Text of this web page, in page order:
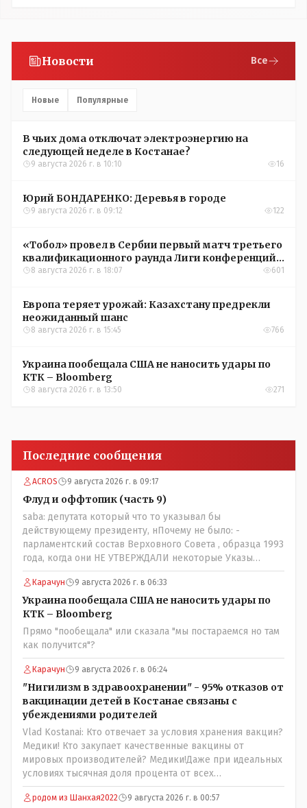
Новости Все
Новые Популярные
В чьих дома отключат электроэнергию на
следующей неделе в Костанае?
9 августа 2026 г. в 10:10 16
Юрий БОНДАРЕНКО: Деревья в городе
9 августа 2026 г. в 09:12 122
«Тобол» провел в Сербии первый матч третьего
квалификационного раунда Лиги конференций
УЕФА
8 августа 2026 г. в 18:07 601
Европа теряет урожай: Казахстану предрекли
неожиданный шанс
8 августа 2026 г. в 15:45 766
Украина пообещала США не наносить удары по
КТК – Bloomberg
8 августа 2026 г. в 13:50 271
Последние сообщения
ACROS 9 августа 2026 г. в 09:17
Флуд и оффтопик (часть 9)
saba: депутата который что то указывал бы
действующему президенту, нПочему не было: -
парламентский состав Верховного Совета , образца 1993
года, когда они НЕ УТВЕРЖДАЛИ некоторые Указы
Назарбаева, особенно в части выборов и перевыборов и
некоторых вопросах внутренней политики, и тогда
Назарбай волевым Указом РАСПУСТИЛ этот бунтарский
состав. Имя - Серикболсын Абдильдин вам знакомо -
юывший секретарь ЦК КП Казахстана , впоследствии -
депутат Верховного Совета и Мажлиса и Председатель
партии коммунстов- он в то время и после и причём
НЕОДНОКРАТНО, указывал и многократно на недостатки
Назарбая и предлагал ему самому ДОБРОВОЛЬНО уйти с
поста Президента.
Карачун 9 августа 2026 г. в 06:33
Украина пообещала США не наносить удары по
КТК – Bloomberg
Прямо "пообещала" или сказала "мы постараемся но там
как получится"?
Карачун 9 августа 2026 г. в 06:24
"Нигилизм в здравоохранении" - 95% отказов от
вакцинации детей в Костанае связаны с
убеждениями родителей
Vlad Kostanai: Кто отвечает за условия хранения вакцин?
Медики! Кто закупает качественные вакцины от
мировых производителей? Медики!Даже при идеальных
условиях тысячная доля процента от всех
вакцинированных может иметь плохие последствия от
прививки. Бумага нужна как защита от дол.....бов не
родом из Шанхая2022 9 августа 2026 г. в 00:57